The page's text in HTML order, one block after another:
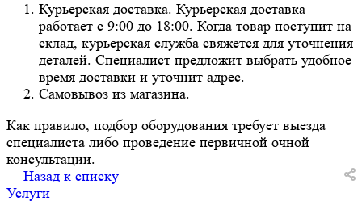
Курьерская доставка. Курьерская доставка
работает с 9:00 до 18:00. Когда товар поступит на
склад, курьерская служба свяжется для уточнения
деталей. Специалист предложит выбрать удобное
время доставки и уточнит адрес.
Самовывоз из магазина.
Как правило, подбор оборудования требует выезда
специалиста либо проведение первичной очной
консультации.
Назад к списку
Услуги